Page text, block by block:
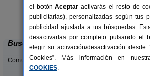
La Casa de La Posada
Ribagorda (Cuenca)
Buscar
Comunidades:
el botónAceptar activarás el resto de
publicitarias), personalizadas según tus
publicidad ajustada a tus búsquedas.
desactivarlas por completo pulsando el
elegir su activación/desactivación desde
Cookies”. Más información en
COOKIES.